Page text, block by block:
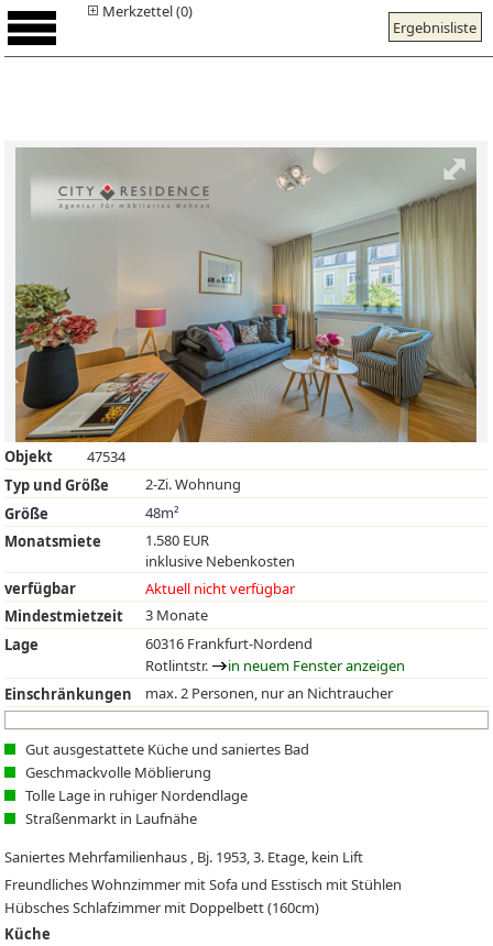
Ergebnisliste
Merkzettel (0)
Objekt
47534
Typ und Größe
2-Zi. Wohnung
Größe
48m²
Monatsmiete
1.580 EUR
inklusive Nebenkosten
verfügbar
Aktuell nicht verfügbar
Mindestmietzeit
3 Monate
Lage
60316 Frankfurt-Nordend
Rotlintstr.
in neuem Fenster anzeigen
Einschränkungen
max. 2 Personen, nur an Nichtraucher
Gut ausgestattete Küche und saniertes Bad
Geschmackvolle Möblierung
Tolle Lage in ruhiger Nordendlage
Straßenmarkt in Laufnähe
Saniertes Mehrfamilienhaus , Bj. 1953, 3. Etage, kein Lift
Freundliches Wohnzimmer mit Sofa und Esstisch mit Stühlen
Hübsches Schlafzimmer mit Doppelbett (160cm)
Küche